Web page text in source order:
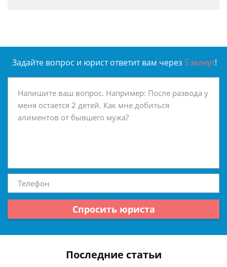
Задайте вопрос и юрист ответит вам через 5 минут!
Спросить юриста
Последние статьи